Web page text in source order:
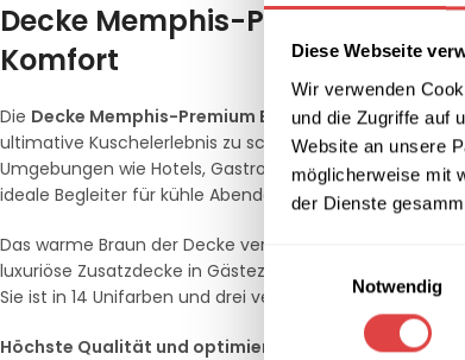
Diese Webseite
Wir verwenden
und die Zugriffe auf
Website an unsere
möglicherweise mit
der Dienste
Notwendig
Decke Memphis-Premium
Komfort
Die Decke Memphis-Premium Braunbietet eine
ultimative Kuschelerlebnis zu schaffen. Ihr samtig-
Umgebungen wie Hotels, Gastronomie und exklusive
ideale Begleiter für kühle Abende.
Das warme Braun der Decke verleiht jedem Raum
luxuriöse Zusatzdecke in Gästezimmern – die
Sie ist in 14 Unifarben und drei verschiedenen Größen
Höchste Qualität und optimierte Materialien